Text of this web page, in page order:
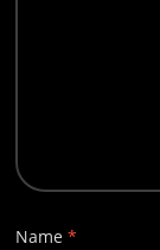
Name*